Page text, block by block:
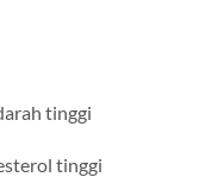
tinggi
tinggi